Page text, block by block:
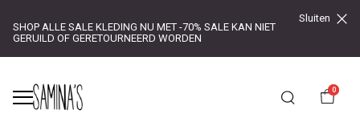
SHOP ALLE SALE KLEDING NU MET -70% SALE KAN NIET
GERUILD OF GERETOURNEERD WORDEN
Sluiten
0